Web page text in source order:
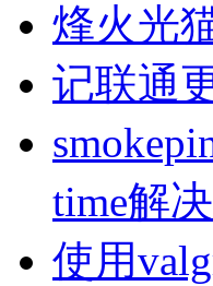
烽火光
记联通
time解决
使用